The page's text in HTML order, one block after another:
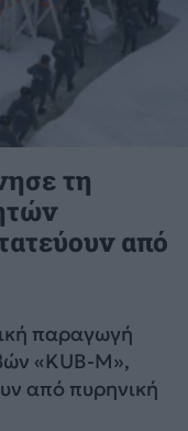
τη
από
παραγωγή
«KUB-M»,
από πυρηνική